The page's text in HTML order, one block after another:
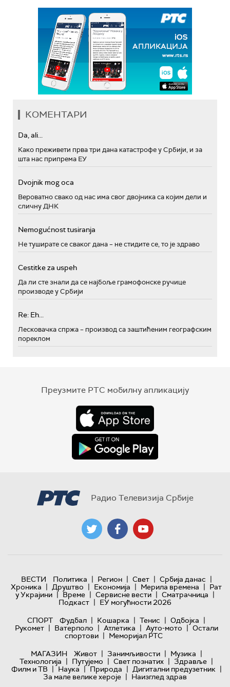
КОМЕНТАРИ
Da, ali...
Како преживети прва три дана катастрофе у Србији, и за
шта нас припрема ЕУ
Dvojnik mog oca
Вероватно свако од нас има свог двојника са којим дели и
сличну ДНК
Nemogućnost tusiranja
Не туширате се сваког дана – не стидите се, то је здраво
Cestitke za uspeh
Да ли сте знали да се најбоље грамофонске ручице
производе у Србији
Re: Eh...
Лесковачка спржа – производ са заштићеним географским
пореклом
Преузмите РТС мобилну апликацију
Радио Телевизија Србије
ВЕСТИ Политика | Регион | Свет | Србија данас |
Хроника | Друштво | Економија | Мерила времена | Рат
у Украјини | Време | Сервисне вести | Сматрачница |
Подкаст | ЕУ могућности 2026
СПОРТ
Фудбал | Кошарка | Тенис | Одбојка |
Рукомет | Ватерполо | Атлетика | Ауто-мото | Остали
спортови | Меморијал РТС
МАГАЗИН
Живот | Занимљивости | Музика |
Технологијa | Путујемо | Свет познатих | Здравље |
Филм и ТВ | Наука | Природа | Дигитални предузетник |
За мале велике хероје | Наизглед здрав